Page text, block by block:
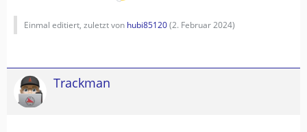
Einmal editiert, zuletzt von hubi85120(2. Februar 2024)
Trackman